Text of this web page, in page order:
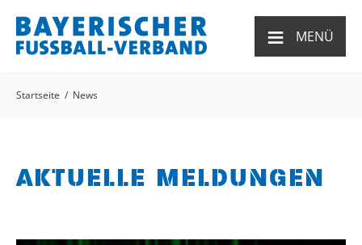
≡ MENÜ
Startseite News
AKTUELLE MELDUNGEN